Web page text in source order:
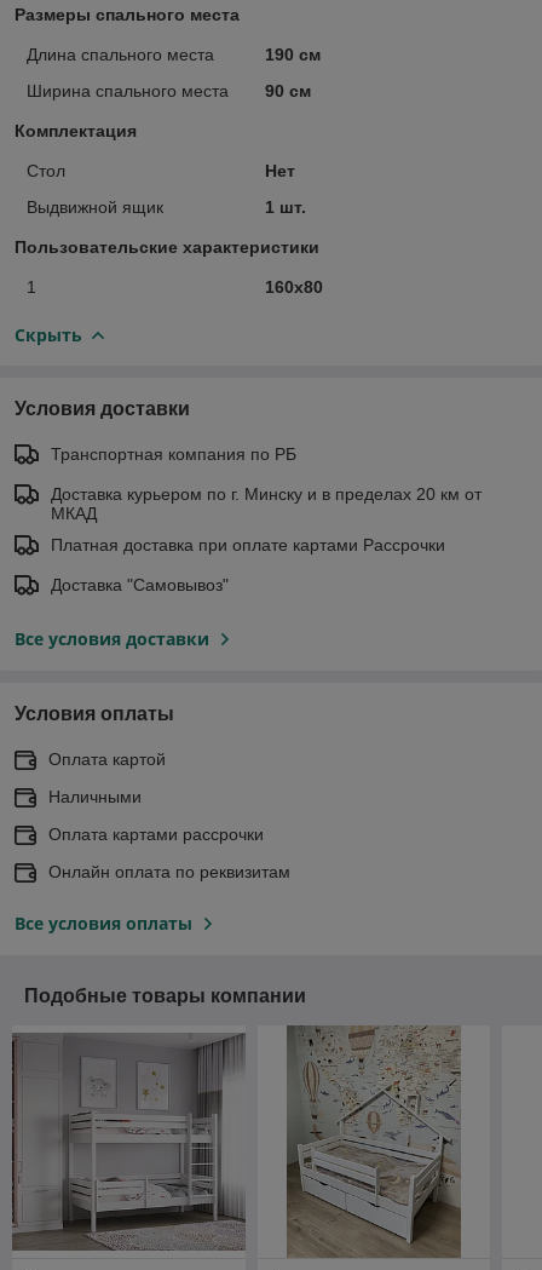
Размеры спального места
Длина спального места
190 см
Ширина спального места
90 см
Комплектация
Стол
Нет
Выдвижной ящик
1 шт.
Пользовательские характеристики
1 160х80
Скрыть
Условия доставки
Транспортная компания по РБ
Доставка курьером по г. Минску и в пределах 20 км от
МКАД
Платная доставка при оплате картами Рассрочки
Доставка "Самовывоз"
Все условия доставки
Условия оплаты
Оплата картой
Наличными
Оплата картами рассрочки
Онлайн оплата по реквизитам
Все условия оплаты
Подобные товары компании